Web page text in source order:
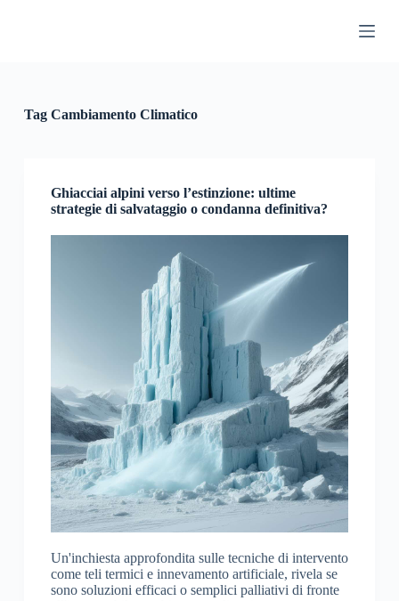
TagCambiamento Climatico
Ghiacciai alpini verso l’estinzione: ultime
strategie di salvataggio o condanna definitiva?
Un'inchiesta approfondita sulle tecniche di intervento
come teli termici e innevamento artificiale, rivela se
sono soluzioni efficaci o semplici palliativi di fronte